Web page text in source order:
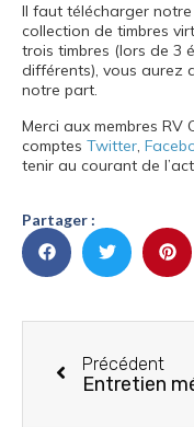
Il faut télécharger
collection de timbres
trois timbres (lors de 3
différents), vous aurez
notre part.
Merci aux membres RV
comptes Twitter
tenir au courant de
Partager :
Précédent